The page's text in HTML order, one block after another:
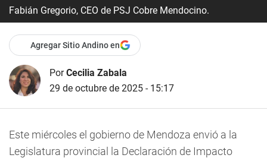
Fabián Gregorio, CEO de PSJ Cobre Mendocino.
Agregar Sitio Andino en
PorCecilia Zabala
29 de octubre de 2025 - 15:17
Este miércoles el gobierno de Mendoza envió a la
Legislatura provincial la Declaración de Impacto